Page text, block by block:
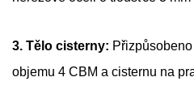
3. Tělo cisterny:
objemu 4 CBM a cisternu na